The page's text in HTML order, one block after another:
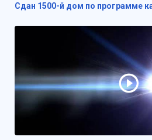
Сдан 1500-й дом по программе